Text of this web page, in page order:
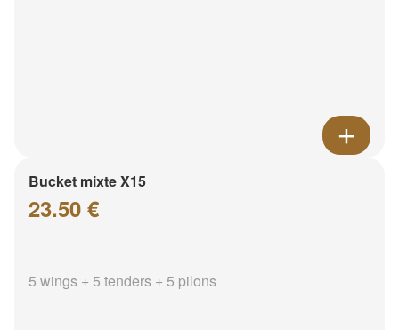
Bucket mixte X15
23.50 €
5 wings + 5 tenders + 5 pilons